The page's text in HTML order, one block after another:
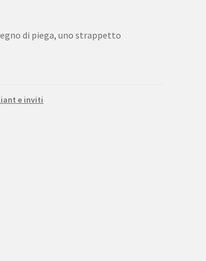
di piega, uno strappetto
e inviti